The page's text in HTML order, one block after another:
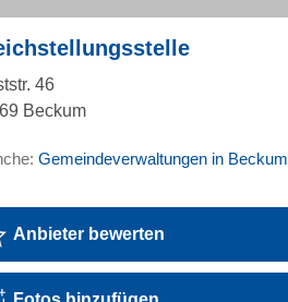
46
Beckum
Gemeindeverwaltungen in Beckum
Anbieter bewerten